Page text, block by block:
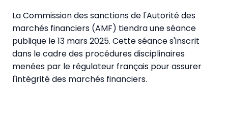
La Commission des sanctions de l'Autorité des
marchés financiers (AMF) tiendra une séance
publique le 13 mars 2025. Cette séance s'inscrit
dans le cadre des procédures disciplinaires
menées par le régulateur français pour assurer
l'intégrité des marchés financiers.